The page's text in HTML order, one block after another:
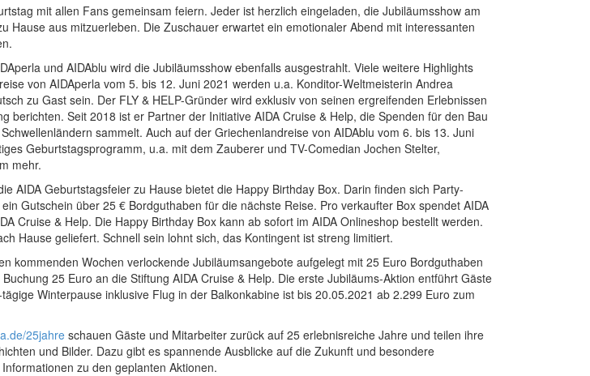
mit allen Fans gemeinsam feiern. Jeder ist herzlich eingeladen, die Jubiläumsshow am
Hause aus mitzuerleben. Die Zuschauer erwartet ein emotionaler Abend mit interessanten
und AIDAblu wird die Jubiläumsshow ebenfalls ausgestrahlt. Viele weitere Highlights
von AIDAperla vom 5. bis 12. Juni 2021 werden u.a. Konditor-Weltmeisterin Andrea
zu Gast sein. Der FLY & HELP-Gründer wird exklusiv von seinen ergreifenden Erlebnissen
berichten. Seit 2018 ist er Partner der Initiative AIDA Cruise & Help, die Spenden für den Bau
sammelt. Auch auf der Griechenlandreise von AIDAblu vom 6. bis 13. Juni
Geburtstagsprogramm, u.a. mit dem Zauberer und TV-Comedian Jochen Stelter,
mehr.
AIDA Geburtstagsfeier zu Hause bietet die Happy Birthday Box. Darin finden sich Party-
Gutschein über 25 € Bordguthaben für die nächste Reise. Pro verkaufter Box spendet AIDA
Cruise & Help. Die Happy Birthday Box kann ab sofort im AIDA Onlineshop bestellt werden.
Hause geliefert. Schnell sein lohnt sich, das Kontingent ist streng limitiert.
kommenden Wochen verlockende Jubiläumsangebote aufgelegt mit 25 Euro Bordguthaben
25 Euro an die Stiftung AIDA Cruise & Help. Die erste Jubiläums-Aktion entführt Gäste
Winterpause inklusive Flug in der Balkonkabine ist bis 20.05.2021 ab 2.299 Euro zum
25jahre schauen Gäste und Mitarbeiter zurück auf 25 erlebnisreiche Jahre und teilen ihre
und Bilder. Dazu gibt es spannende Ausblicke auf die Zukunft und besondere
zu den geplanten Aktionen.